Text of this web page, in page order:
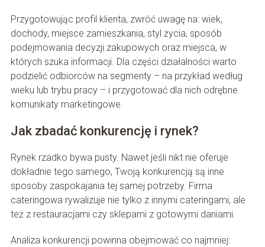
Przygotowując profil klienta, zwróć uwagę na: wiek,
dochody, miejsce zamieszkania, styl życia, sposób
podejmowania decyzji zakupowych oraz miejsca, w
których szuka informacji. Dla części działalności warto
podzielić odbiorców na segmenty – na przykład według
wieku lub trybu pracy – i przygotować dla nich odrębne
komunikaty marketingowe.
Jak zbadać konkurencję i rynek?
Rynek rzadko bywa pusty. Nawet jeśli nikt nie oferuje
dokładnie tego samego, Twoją konkurencją są inne
sposoby zaspokajania tej samej potrzeby. Firma
cateringowa rywalizuje nie tylko z innymi cateringami, ale
też z restauracjami czy sklepami z gotowymi daniami.
Analiza konkurencji powinna obejmować co najmniej: